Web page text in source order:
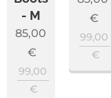
- M
85,00
€
99,00
€
€
99,00
€